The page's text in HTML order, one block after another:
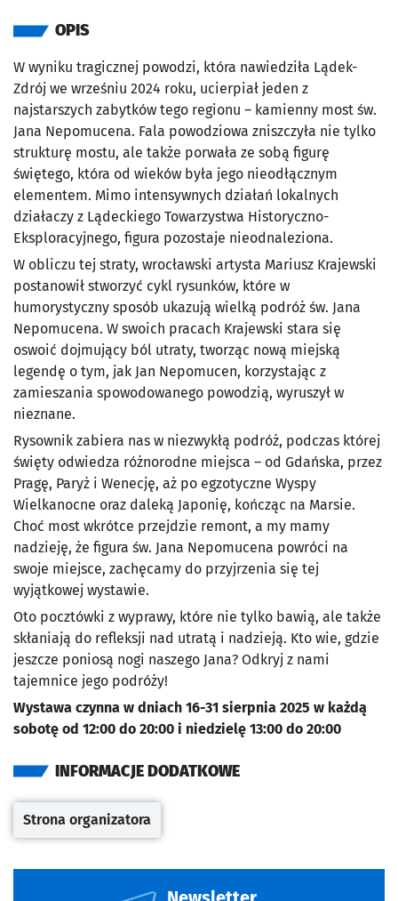
OPIS
W wyniku tragicznej powodzi, która nawiedziła Lądek-
Zdrój we wrześniu 2024 roku, ucierpiał jeden z
najstarszych zabytków tego regionu – kamienny most św.
Jana Nepomucena. Fala powodziowa zniszczyła nie tylko
strukturę mostu, ale także porwała ze sobą figurę
świętego, która od wieków była jego nieodłącznym
elementem. Mimo intensywnych działań lokalnych
działaczy z Lądeckiego Towarzystwa Historyczno-
Eksploracyjnego, figura pozostaje nieodnaleziona.
W obliczu tej straty, wrocławski artysta Mariusz Krajewski
postanowił stworzyć cykl rysunków, które w
humorystyczny sposób ukazują wielką podróż św. Jana
Nepomucena. W swoich pracach Krajewski stara się
oswoić dojmujący ból utraty, tworząc nową miejską
legendę o tym, jak Jan Nepomucen, korzystając z
zamieszania spowodowanego powodzią, wyruszył w
nieznane.
Rysownik zabiera nas w niezwykłą podróż, podczas której
święty odwiedza różnorodne miejsca – od Gdańska, przez
Pragę, Paryż i Wenecję, aż po egzotyczne Wyspy
Wielkanocne oraz daleką Japonię, kończąc na Marsie.
Choć most wkrótce przejdzie remont, a my mamy
nadzieję, że figura św. Jana Nepomucena powróci na
swoje miejsce, zachęcamy do przyjrzenia się tej
wyjątkowej wystawie.
Oto pocztówki z wyprawy, które nie tylko bawią, ale także
skłaniają do refleksji nad utratą i nadzieją. Kto wie, gdzie
jeszcze poniosą nogi naszego Jana? Odkryj z nami
tajemnice jego podróży!
Wystawa czynna w dniach 16-31 sierpnia 2025 w każdą
sobotę od 12:00 do 20:00 i niedzielę 13:00 do 20:00
INFORMACJE DODATKOWE
Otwiera się w nowej karcie
Strona organizatora